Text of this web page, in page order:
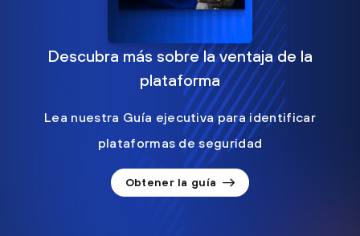
Descubra más sobre la ventaja de la
plataforma
Lea nuestra Guía ejecutiva para identificar
plataformas de seguridad
Obtener la guía